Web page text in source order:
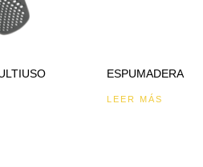
ESPUMADERA
LEER MÁS